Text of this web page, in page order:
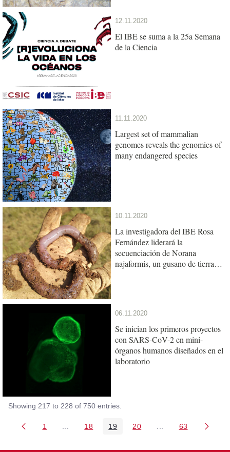
12.11.2020
El IBE se suma a la 25a Semana
de la Ciencia
11.11.2020
Largest set of mammalian
genomes reveals the genomics of
many endangered species
10.11.2020
La investigadora del IBE Rosa
Fernández liderará la
secuenciación de Norana
najaformis, un gusano de tierra
06.11.2020
Se inician los primeros proyectos
con SARS-CoV-2 en mini-
órganos humanos diseñados en el
laboratorio
Showing 217 to 228 of 750 entries.
Page
1 Intermediate Pages Use TAB to navigate.
Page
18 Page
19 Page
20 Intermediate Pages
Page
63